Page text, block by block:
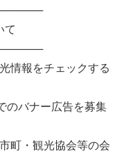
情報をチェックする
のバナー広告を募集
町・観光協会等の会